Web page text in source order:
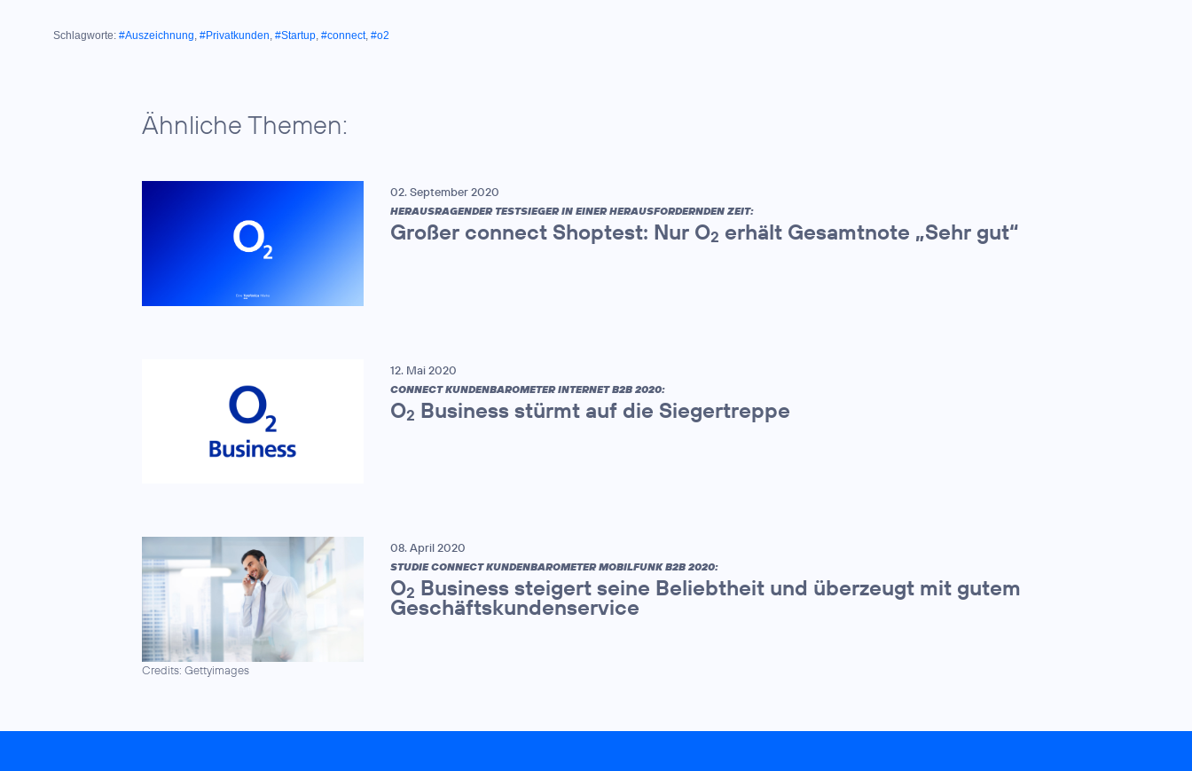
Schlagworte: #Auszeichnung, #Privatkunden, #Startup, #connect, #o2
Ähnliche Themen:
02. September 2020
HERAUSRAGENDER TESTSIEGER IN EINER HERAUSFORDERNDEN ZEIT:
Großer connect Shoptest: Nur O2 erhält Gesamtnote „Sehr gut“
12. Mai 2020
CONNECT KUNDENBAROMETER INTERNET B2B 2020:
O2 Business stürmt auf die Siegertreppe
Credits: Gettyimages
08. April 2020
STUDIE CONNECT KUNDENBAROMETER MOBILFUNK B2B 2020:
O2 Business steigert seine Beliebtheit und überzeugt mit gutem
Geschäftskundenservice